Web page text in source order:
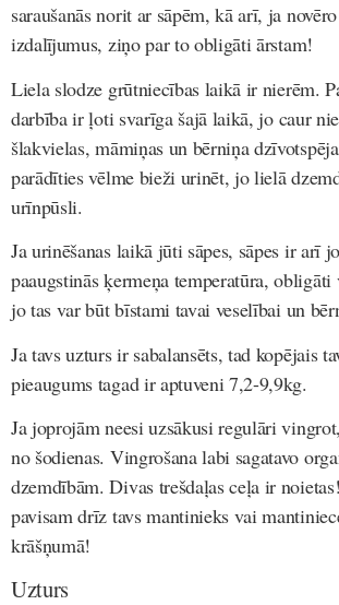
saraušanās norit ar sāpēm, kā arī, ja
izdalījumus, ziņo par to obligāti ārstam!
Liela slodze grūtniecības laikā ir nierēm.
darbība ir ļoti svarīga šajā laikā, jo caur
šlakvielas, māmiņas un bērniņa
parādīties vēlme bieži urinēt, jo lielā
urīnpūsli.
Ja urinēšanas laikā jūti sāpes, sāpes ir arī
paaugstinās ķermeņa temperatūra, obligāti
jo tas var būt bīstami tavai veselībai un
Ja tavs uzturs ir sabalansēts, tad kopējais
pieaugums tagad ir aptuveni 7,2-9,9kg.
Ja joprojām neesi uzsākusi regulāri
no šodienas. Vingrošana labi sagatavo
dzemdībām. Divas trešdaļas ceļa ir
pavisam drīz tavs mantinieks vai
krāšņumā!
Uzturs